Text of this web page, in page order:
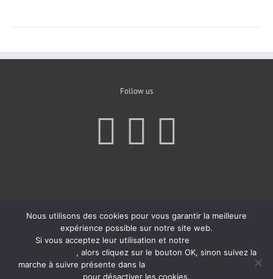
Follow us
Nous utilisons des cookies pour vous garantir la meilleure
expérience possible sur notre site web.
Si vous acceptez leur utilisation et notre
, alors cliquez sur le bouton OK, sinon suivez la
marche à suivre présente dans la
pour désactiver les cookies.